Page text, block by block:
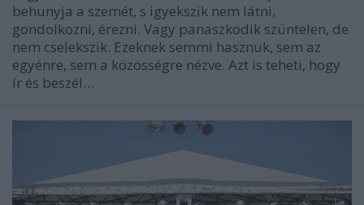
behunyja a szemét, s igyekszik nem látni,
gondolkozni, érezni. Vagy panaszkodik szüntelen, de
nem cselekszik. Ezeknek semmi hasznuk, sem az
egyénre, sem a közösségre nézve. Azt is teheti, hogy
ír és beszél…